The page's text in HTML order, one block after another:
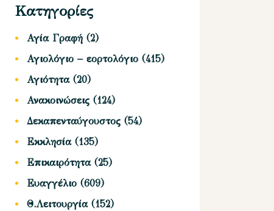
Κατηγορίες
Αγία Γραφή (2)
Αγιολόγιο – εορτολόγιο (415)
Αγιότητα(20)
Ανακοινώσεις (124)
Δεκαπενταύγουστος (54)
Εκκλησία(135)
Επικαιρότητα(25)
Ευαγγέλιο (609)
Θ.Λειτουργία(152)